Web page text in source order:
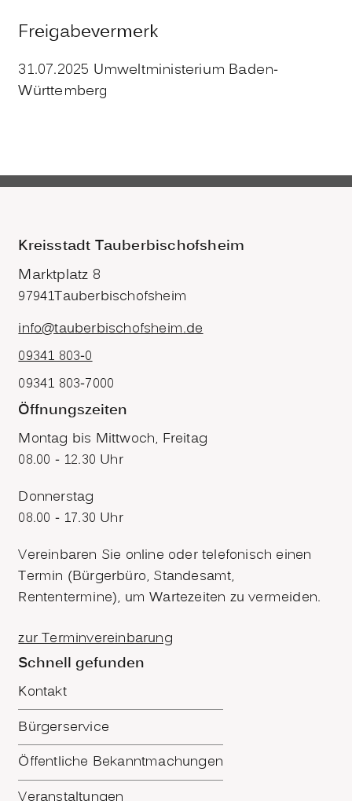
Freigabevermerk
31.07.2025 Umweltministerium Baden-
Württemberg
Kreisstadt Tauberbischofsheim
Marktplatz 8
97941Tauberbischofsheim
info@tauberbischofsheim.de
09341 803-0
09341 803-7000
Öffnungszeiten
Montag bis Mittwoch, Freitag
08.00 - 12.30 Uhr
Donnerstag
08.00 - 17.30 Uhr
Vereinbaren Sie online oder telefonisch einen
Termin (Bürgerbüro, Standesamt,
Rententermine), um Wartezeiten zu vermeiden.
zur Terminvereinbarung
Schnell gefunden
Kontakt
Bürgerservice
Öffentliche Bekanntmachungen